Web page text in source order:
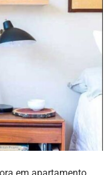
em apartamento